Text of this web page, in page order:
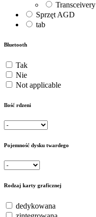
Transceivery
Sprzęt AGD
tab
Bluetooth
Tak
Nie
Not applicable
Ilość rdzeni
Pojemność dysku twardego
Rodzaj karty graficznej
dedykowana